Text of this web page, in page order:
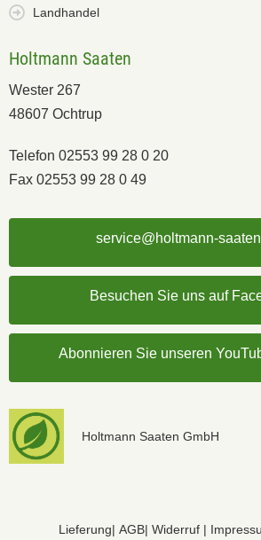
Landhandel
Holtmann Saaten
Wester 267
48607 Ochtrup
Telefon 02553 99 28 0 20
Fax 02553 99 28 0 49
service@holtmann-
Besuchen Sie uns auf
Abonnieren Sie unseren
Holtmann Saaten GmbH
Lieferung| AGB| Widerruf |